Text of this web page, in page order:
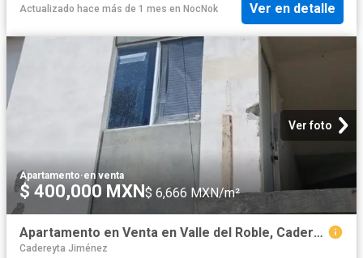
Actualizado hace más de 1 mes en NocNok Ver en detalle
Ver foto
Apartamento·en venta
$ 400,000 MXN$ 6,666 MXN/m²
Apartamento en Venta en Valle del Roble, Cadereyta Jiménez, Nuevo León
Cadereyta Jiménez